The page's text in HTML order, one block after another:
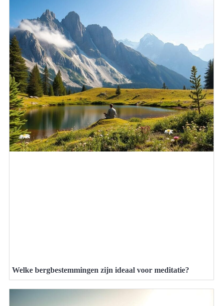
Welke bergbestemmingen zijn ideaal voor meditatie?